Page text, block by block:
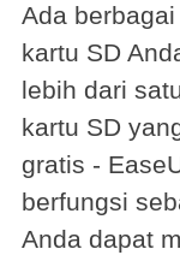
Ada
kartu SD
lebih dari
kartu SD
gratis -
berfungsi
Anda dapat